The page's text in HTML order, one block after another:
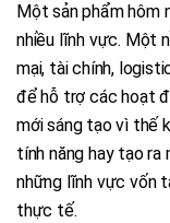
Một sản phẩm hôm
nhiều lĩnh vực. Một
mại, tài chính,
để hỗ trợ các hoạt
mới sáng tạo vì thế
tính năng hay tạo ra
những lĩnh vực vốn
thực tế.